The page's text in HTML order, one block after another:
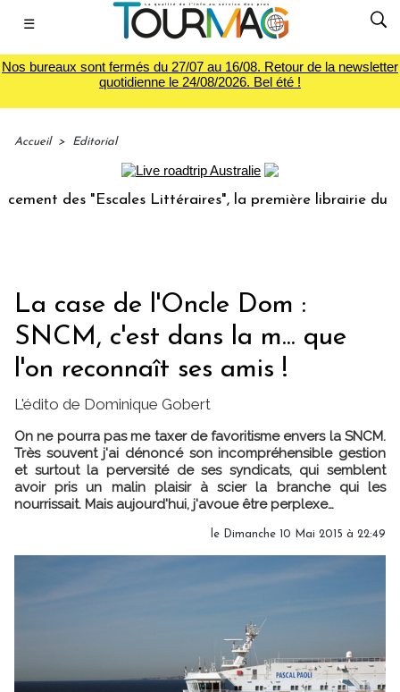
☰
Nos bureaux sont fermés du 27/07 au 16/08. Retour de la newsletter
quotidienne le 24/08/2026. Bel été !
Accueil > Editorial
des "Escales Littéraires", la première librairie du voyage
La case de l'Oncle Dom :
SNCM, c'est dans la m... que
l'on reconnaît ses amis !
L'édito de Dominique Gobert
On ne pourra pas me taxer de favoritisme envers la SNCM.
Très souvent j'ai dénoncé son incompréhensible gestion
et surtout la perversité de ses syndicats, qui semblent
avoir pris un malin plaisir à scier la branche qui les
nourrissait. Mais aujourd'hui, j'avoue être perplexe…
le Dimanche 10 Mai 2015 à 22:49